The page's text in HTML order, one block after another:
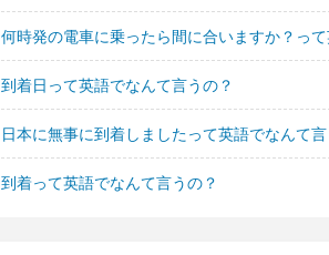
何時発の電車に乗ったら間に合いますか？っ
到着日って英語でなんて言うの？
日本に無事に到着しましたって英語でなんて言
到着って英語でなんて言うの？